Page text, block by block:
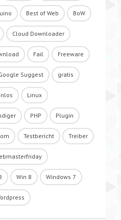
Best of Web BoW
Cloud Downloader
Fail Freeware
Suggest gratis
Linux
PHP Plugin
Testbericht Treiber
Win 8 Windows 7